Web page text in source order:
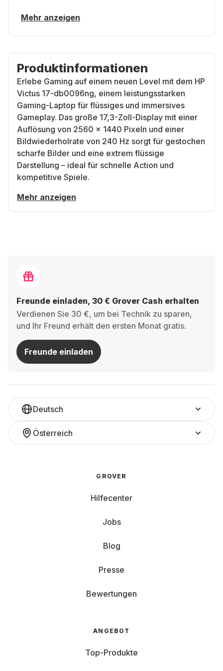
Mehr anzeigen
Produktinformationen
Erlebe Gaming auf einem neuen Level mit dem HP
Victus 17-db0096ng, einem leistungsstarken
Gaming-Laptop für flüssiges und immersives
Gameplay. Das große 17,3-Zoll-Display mit einer
Auflösung von 2560 x 1440 Pixeln und einer
Bildwiederholrate von 240 Hz sorgt für gestochen
scharfe Bilder und eine extrem flüssige
Darstellung – ideal für schnelle Action und
kompetitive Spiele.
Mehr anzeigen
Freunde einladen, 30 € Grover Cash erhalten
Verdienen Sie 30 €, um bei Technik zu sparen,
und Ihr Freund erhält den ersten Monat gratis.
Freunde einladen
Deutsch
Österreich
GROVER
Hilfecenter
Jobs
Blog
Presse
Bewertungen
ANGEBOT
Top-Produkte